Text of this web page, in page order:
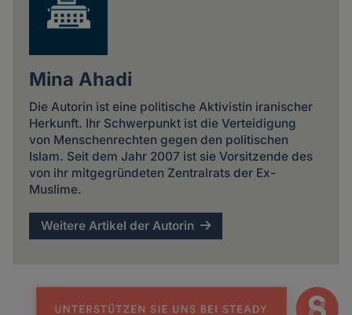
Mina Ahadi
Die Autorin ist eine politische Aktivistin iranischer
Herkunft. Ihr Schwerpunkt ist die Verteidigung
von Menschenrechten gegen den politischen
Islam. Seit dem Jahr 2007 ist sie Vorsitzende des
von ihr mitgegründeten Zentralrats der Ex-
Muslime.
Weitere Artikel der Autorin